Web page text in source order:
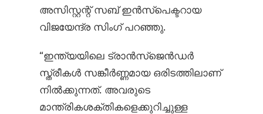
അസിസ്റ്റന്റ് സബ് ഇൻസ്പെക്ടറായ
വിജയേന്ദ്ര സിംഗ് പറഞ്ഞു.
“ഇന്ത്യയിലെ ട്രാൻസ്‌ജെൻഡർ
സ്ത്രീകൾ സങ്കീർണ്ണമായ ഒരിടത്തിലാണ്
നിൽക്കുന്നത്. അവരുടെ
മാന്ത്രികശക്തികളെക്കുറിച്ചുള്ള